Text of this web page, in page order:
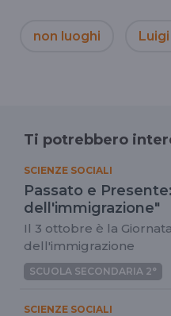
non luoghi
Ti potrebbero
SCIENZE SOCIALI
Passato e
dell'immigrazione"
Il 3 ottobre è la
dell'immigrazione
SCUOLA SECONDARIA 2°
SCIENZE SOCIALI